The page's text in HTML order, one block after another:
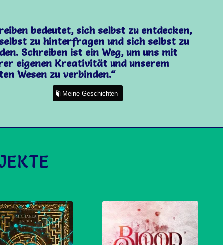
bedeutet, sich selbst zu entdecken,
zu hinterfragen und sich selbst zu
Schreiben ist ein Weg, um uns mit
eigenen Kreativität und unserem
Wesen zu verbinden.“
Meine Geschichten